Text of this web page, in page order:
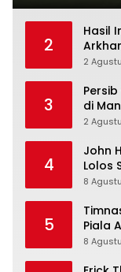
2
Hasil
Rapi
2
3
di
2
4
John
Lolos
Baker
8
5
Piala
Garis
8